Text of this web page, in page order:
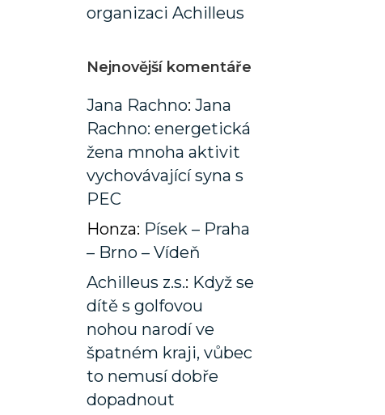
organizaci Achilleus
Nejnovější komentáře
Jana Rachno: Jana
Rachno: energetická
žena mnoha aktivit
vychovávající syna s
PEC
Honza: Písek – Praha
– Brno – Vídeň
Achilleus z.s.: Když se
dítě s golfovou
nohou narodí ve
špatném kraji, vůbec
to nemusí dobře
dopadnout